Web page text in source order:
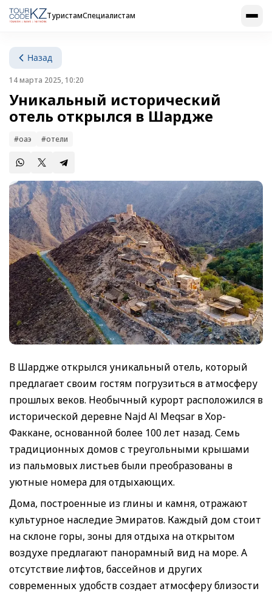
ТуристамСпециалистам
Назад
14 марта 2025, 10:20
Уникальный исторический
отель открылся в Шардже
#оаэ #отели
В Шардже открылся уникальный отель, который
предлагает своим гостям погрузиться в атмосферу
прошлых веков. Необычный курорт расположился в
исторической деревне Najd Al Meqsar в Хор-
Факкане, основанной более 100 лет назад. Семь
традиционных домов с треугольными крышами
из пальмовых листьев были преобразованы в
уютные номера для отдыхающих.
Дома, построенные из глины и камня, отражают
культурное наследие Эмиратов. Каждый дом стоит
на склоне горы, зоны для отдыха на открытом
воздухе предлагают панорамный вид на море. А
отсутствие лифтов, бассейнов и других
современных удобств создает атмосферу близости